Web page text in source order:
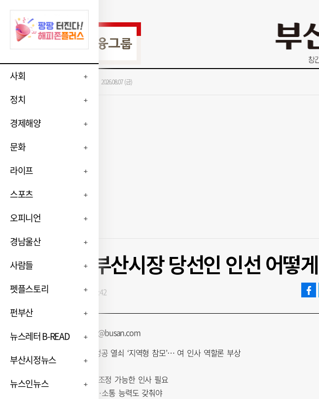
사회
정치
경제해양
문화
라이프
스포츠
오피니언
경남울산
사람들
펫플스토리
펀부산
뉴스레터 B-READ
부산시정뉴스
뉴스인뉴스
가장 많이 본 뉴스 2026.08.07 (금)
전재수 부산시장 당선인 인선 어떻
입력 : 2026-06-10 18:21:42
나웅기 기자 wonggy@busan.com
민선 9기 시정 성공 열쇠 ‘지역형 참모’… 여 인사 역할론 부상
지역 현안 해결·조정 가능한 인사 필요
공직사회와 호흡·소통 능력도 갖춰야